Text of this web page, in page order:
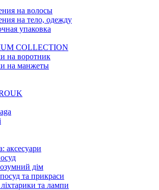
на волосы
на тело, одежду
упаковка
COLLECTION
на воротник
на манжеты
аксесуари
дім
та прикраси
ліхтарики та лампи